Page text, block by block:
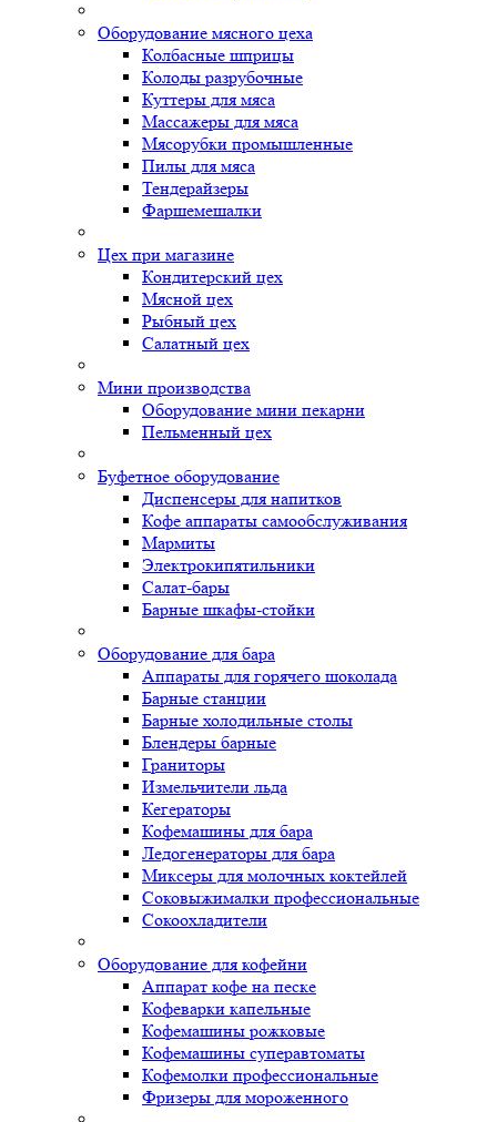
Оборудование мясного цеха
Колбасные шприцы
Колоды разрубочные
Куттеры для мяса
Массажеры для мяса
Мясорубки промышленные
Пилы для мяса
Тендерайзеры
Фаршемешалки
Цех при магазине
Кондитерский цех
Мясной цех
Рыбный цех
Салатный цех
Мини производства
Оборудование мини пекарни
Пельменный цех
Буфетное оборудование
Диспенсеры для напитков
Кофе аппараты самообслуживания
Мармиты
Электрокипятильники
Cалат-бары
Барные шкафы-стойки
Оборудование для бара
Аппараты для горячего шоколада
Барные станции
Барные холодильные столы
Блендеры барные
Граниторы
Измельчители льда
Кегераторы
Кофемашины для бара
Ледогенераторы для бара
Миксеры для молочных коктейлей
Соковыжималки профессиональные
Сокоохладители
Оборудование для кофейни
Аппарат кофе на песке
Кофеварки капельные
Кофемашины рожковые
Кофемашины суперавтоматы
Кофемолки профессиональные
Фризеры для мороженного